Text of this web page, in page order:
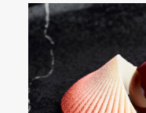
Forside
Aktuelt
Om NKL
Kontakt NKL-foreninger